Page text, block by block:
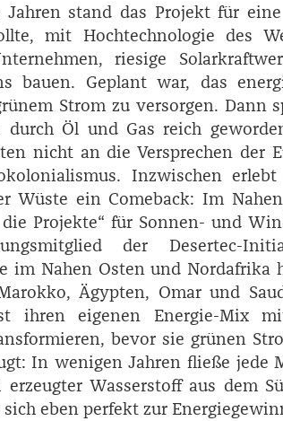
Jahren stand das Projekt für
mit Hochtechnologie des
riesige
bauen. Geplant war, das
Strom zu versorgen. Dann
Öl und Gas reich
nicht an die Versprechen der
Inzwischen
Wüste ein Comeback: Im
die Projekte“ für ­Sonnen- und
der Desertec-­
im Nahen Osten und Nordafrika
Ägypten, Omar und
ihren eigenen Energie-­Mix
bevor sie grünen
In wenigen Jahren fließe jede
Wasserstoff aus dem
eben perfekt zur